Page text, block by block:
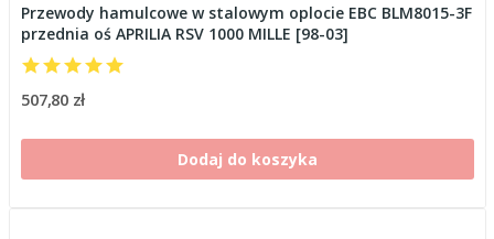
Przewody hamulcowe w stalowym oplocie EBC BLM8015-3F
przednia oś APRILIA RSV 1000 MILLE [98-03]
507,80 zł
Dodaj do koszyka